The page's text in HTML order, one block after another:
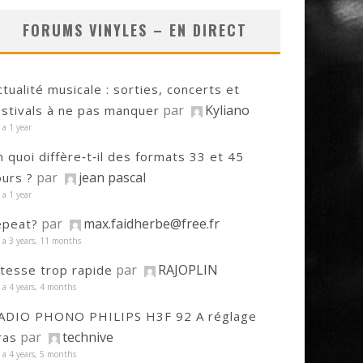
FORUMS VINYLES – EN DIRECT
musicale : sorties, concerts et
à ne pas manquer par Kyliano
a 1 year
quoi diffère‑t‑il des formats 33 et 45
? par jean pascal
a 1 year
par max.faidherbe@free.fr
a 3 years, 11 months
trop rapide par RAJOPLIN
a 4 years, 4 months
PHONO PHILIPS H3F 92 A réglage
par technive
a 4 years, 5 months